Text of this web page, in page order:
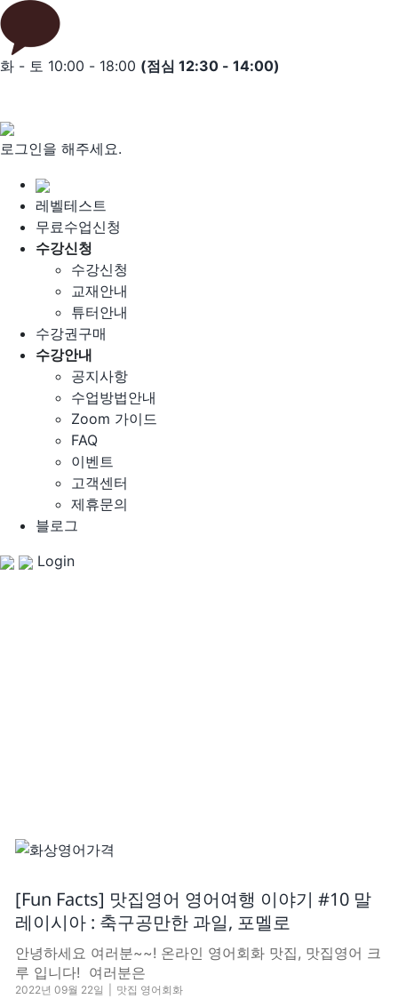
Skip
to
content
화 - 토 10:00 - 18:00 (점심 12:30 - 14:00)
로그인을 해주세요.
레벨테스트
무료수업신청
수강신청
수강신청
교재안내
튜터안내
수강권구매
수강안내
공지사항
수업방법안내
Zoom 가이드
FAQ
이벤트
고객센터
제휴문의
블로그
Login
[Fun Facts] 맛집영어 영어여행 이야기 #10 말
레이시아 : 축구공만한 과일, 포멜로
​안녕하세요 여러분~~! 온라인 영어회화 맛집, 맛집영어 크
루 입니다! ​​ 여러분은
2022년 09월 22일 맛집 영어회화